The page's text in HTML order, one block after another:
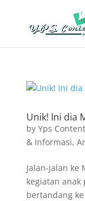
Unik! Ini dia
by Yps
& Informasi,
Jalan-jalan ke
kegiatan
bertandang